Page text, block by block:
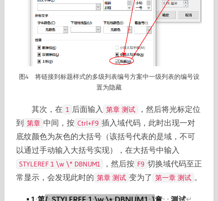
图4 将链接到标题样式的多级列表编号方案中一级列表的编号设
置为隐藏
其次，在 1 后面输入 第章 测试
，然后将光标定位
到 第章 中间，按 Ctrl+F9 插入域代码，此时出现一对
底纹颜色为灰色的大括号（该括号代表的是域，不可
以通过手动输入大括号实现），在大括号中输入
STYLEREF 1 \w \* DBNUM1 ，然后按 F9 切换域代码至正
常显示，会发现此时的 第章 测试 变为了 第一章 测试 。